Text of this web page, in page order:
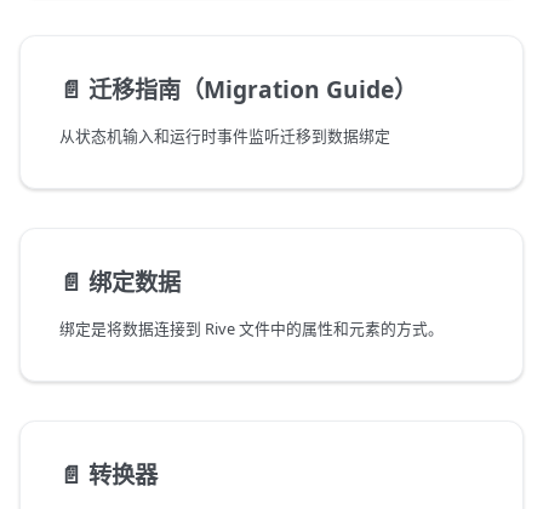
📄️ 迁移指南（Migration Guide）
从状态机输入和运行时事件监听迁移到数据绑定
📄️ 绑定数据
绑定是将数据连接到 Rive 文件中的属性和元素的方式。
📄️ 转换器